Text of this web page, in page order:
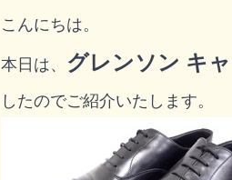
こんにちは。
本日は、 グレンソン キ
したのでご紹介いたします。